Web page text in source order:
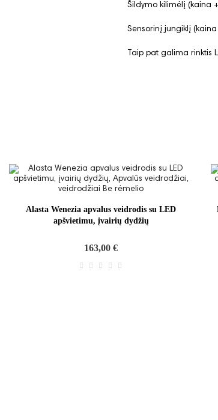
Šildymo kilimėlį (kaina
Sensorinį jungiklį
Taip pat galima rinktis
Alasta Wenezia apvalus veidrodis su LED
apšvietimu, įvairių dydžių
163,00 €